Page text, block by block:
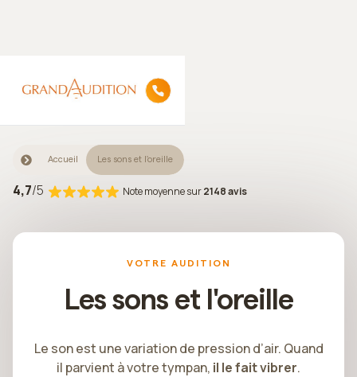
Accueil Les sons et l'oreille
4,7/5 Note moyenne sur2148 avis
VOTRE AUDITION
Les sons et l'oreille
Le son est une variation de pression d’air. Quand
il parvient à votre tympan, il le fait vibrer.